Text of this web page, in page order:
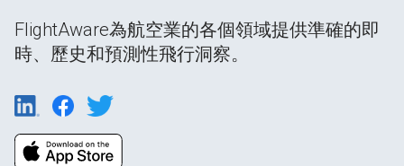
FlightAware為航空業的各個領域提供準確的即
時、歷史和預測性飛行洞察。